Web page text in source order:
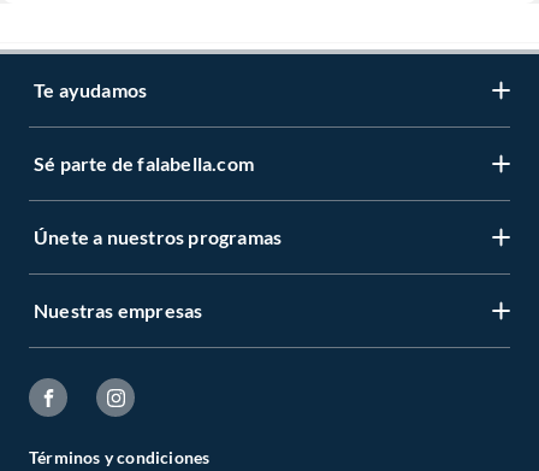
Te ayudamos
Sé parte de falabella.com
Únete a nuestros programas
Nuestras empresas
Términos y condiciones